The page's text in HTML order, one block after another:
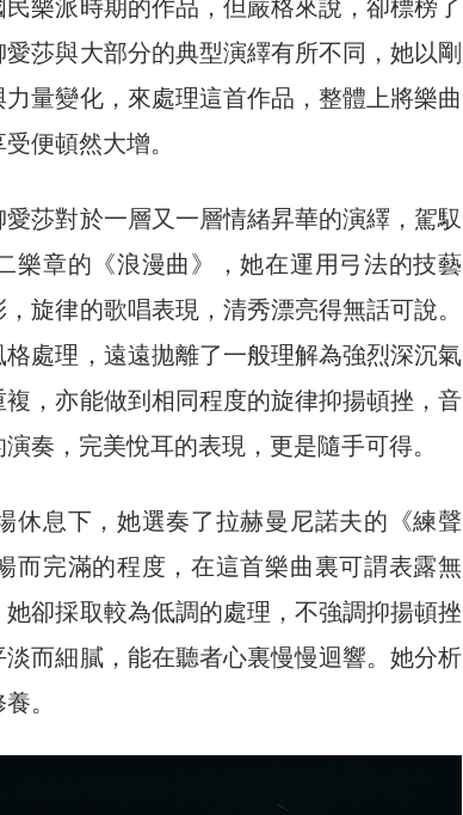
樂派時期的作品，但嚴格來說，卻標榜了
莎與大部分的典型演繹有所不同，她以剛
量變化，來處理這首作品，整體上將樂曲
便頓然大增。
莎對於一層又一層情緒昇華的演繹，駕馭
樂章的《浪漫曲》，她在運用弓法的技藝
旋律的歌唱表現，清秀漂亮得無話可說。
處理，遠遠拋離了一般理解為強烈深沉氣
，亦能做到相同程度的旋律抑揚頓挫，音
奏，完美悅耳的表現，更是隨手可得。
休息下，她選奏了拉赫曼尼諾夫的《練聲
而完滿的程度，在這首樂曲裏可謂表露無
卻採取較為低調的處理，不強調抑揚頓挫
而細膩，能在聽者心裏慢慢迴響。她分析
。